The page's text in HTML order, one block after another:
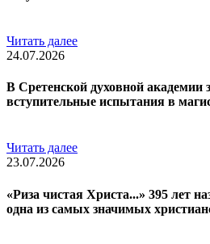
Читать далее
24.07.2026
В Сретенской духовной академии
вступительные испытания в
Читать далее
23.07.2026
«Риза чистая Христа...» 395 лет
одна из самых значимых